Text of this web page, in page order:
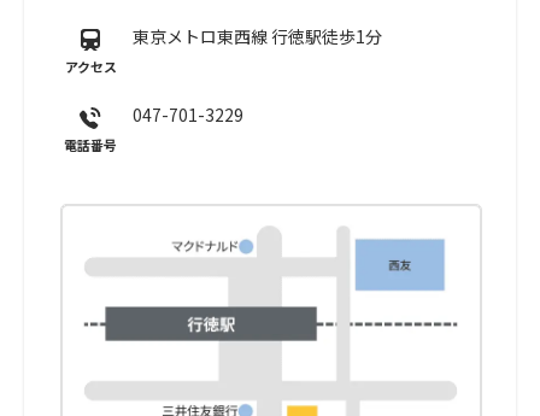
アクセス
東京メトロ東西線 行徳駅徒歩1分
電話番号
047-701-3229